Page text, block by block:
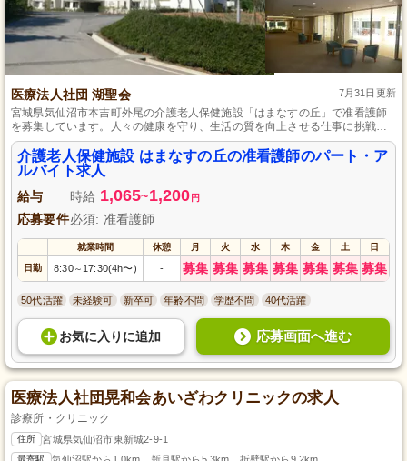
医療法人社団 湖聖会 7月31日更新
宮城県気仙沼市本吉町外尾の介護老人保健施設「はまなすの丘」で准看護師
を募集しています。人々の健康を守り、生活の質を向上させる仕事に挑戦し
ませんか？未経験者も歓迎します。また、一人ひとりのステップアップをサ
ポートする環境も整っています。パート・アルバイトからスタートし、将来
的なキャリアアップも目指せます。地域に根ざした温かい職場で、ご利用者
様に寄り添ったケアを提供してください。
介護老人保健施設 はまなすの丘の准看護師のパート・ア
ルバイト求人
給与 時給 1,065~1,200 円
応募要件必須: 准看護師
就業時間 休憩 月 火 水 木 金 土 日
日勤 8:30～ 17:30(4h〜) - 募集 募集 募集 募集 募集 募集 募集
50代活躍 未経験可 新卒可 年齢不問 学歴不問 40代活躍
お気に入り に追加 応募画面へ進む
医療法人社団晃和会あいざわクリニックの求人
診療所・クリニック
住所 宮城県気仙沼市東新城2-9-1
最寄駅